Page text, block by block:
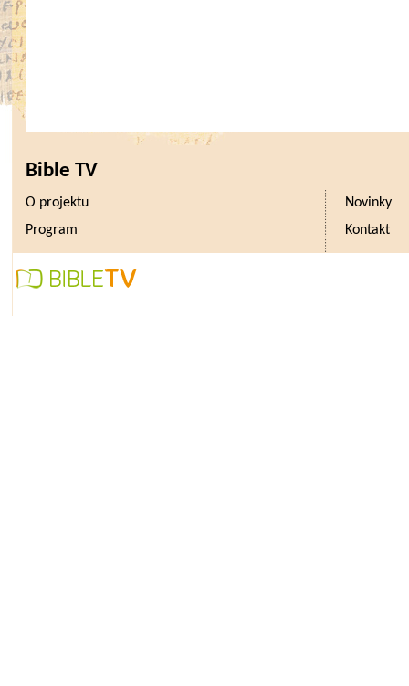
Bible TV
O projektu
Novinky
Program
Kontakt